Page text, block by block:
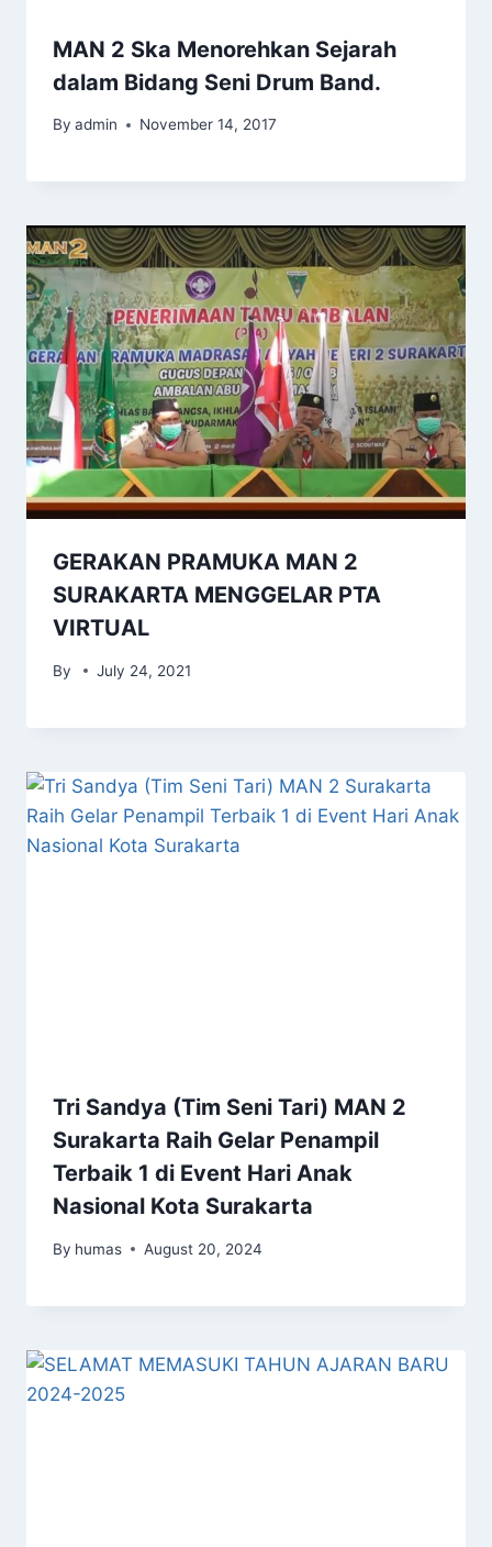
MAN 2 Ska Menorehkan Sejarah
dalam Bidang Seni Drum Band.
By admin November 14, 2017
GERAKAN PRAMUKA MAN 2
SURAKARTA MENGGELAR PTA
VIRTUAL
By July 24, 2021
Tri Sandya (Tim Seni Tari) MAN 2
Surakarta Raih Gelar Penampil
Terbaik 1 di Event Hari Anak
Nasional Kota Surakarta
By humas August 20, 2024